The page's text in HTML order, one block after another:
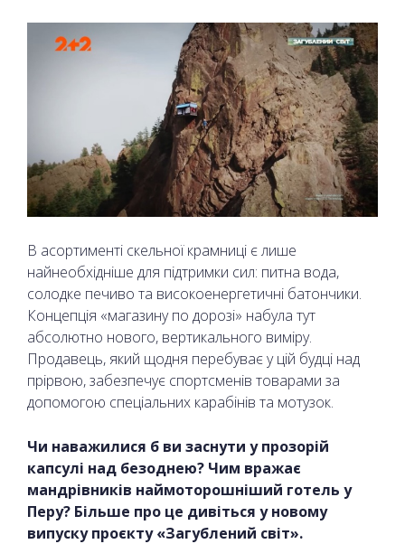
В асортименті скельної крамниці є лише
найнеобхідніше для підтримки сил: питна вода,
солодке печиво та високоенергетичні батончики.
Концепція «магазину по дорозі» набула тут
абсолютно нового, вертикального виміру.
Продавець, який щодня перебуває у цій будці над
прірвою, забезпечує спортсменів товарами за
допомогою спеціальних карабінів та мотузок.
Чи наважилися б ви заснути у прозорій
капсулі над безоднею? Чим вражає
мандрівників наймоторошніший готель у
Перу? Більше про це дивіться у новому
випуску проєкту «Загублений світ».